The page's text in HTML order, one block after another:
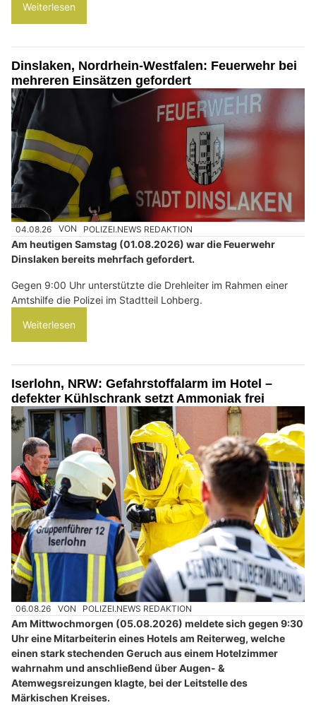
Weiterlesen
Dinslaken, Nordrhein-Westfalen: Feuerwehr bei
mehreren Einsätzen gefordert
04.08.26 VON POLIZEI.NEWS REDAKTION
Am heutigen Samstag (01.08.2026) war die Feuerwehr
Dinslaken bereits mehrfach gefordert.
Gegen 9:00 Uhr unterstützte die Drehleiter im Rahmen einer
Amtshilfe die Polizei im Stadtteil Lohberg.
Weiterlesen
Iserlohn, NRW: Gefahrstoffalarm im Hotel –
defekter Kühlschrank setzt Ammoniak frei
06.08.26 VON POLIZEI.NEWS REDAKTION
Am Mittwochmorgen (05.08.2026) meldete sich gegen 9:30
Uhr eine Mitarbeiterin eines Hotels am Reiterweg, welche
einen stark stechenden Geruch aus einem Hotelzimmer
wahrnahm und anschließend über Augen- &
Atemwegsreizungen klagte, bei der Leitstelle des
Märkischen Kreises.